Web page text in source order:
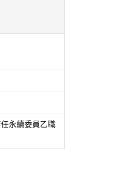
永續委員乙職